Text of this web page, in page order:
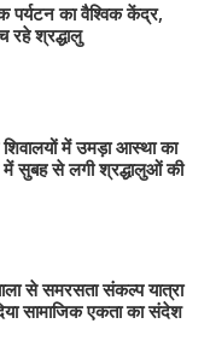
पर्यटन का वैश्विक केंद्र,
रहे श्रद्धालु
शिवालयों में उमड़ा आस्था का
में सुबह से लगी श्रद्धालुओं की
से समरसता संकल्प यात्रा
सामाजिक एकता का संदेश